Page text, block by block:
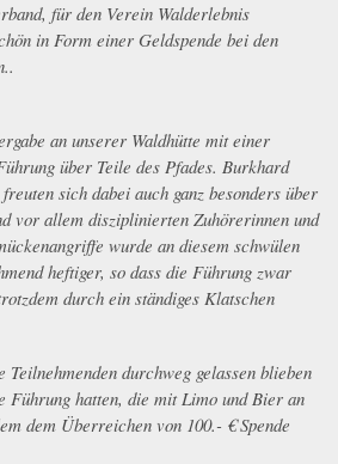
für den Verein Walderlebnis
in Form einer Geldspende bei den
an unserer Waldhütte mit einer
über Teile des Pfades. Burkhard
sich dabei auch ganz besonders über
vor allem disziplinierten Zuhörerinnen und
wurde an diesem schwülen
heftiger, so dass die Führung zwar
durch ein ständiges Klatschen
durchweg gelassen blieben
Führung hatten, die mit Limo und Bier an
dem Überreichen von 100.- € Spende